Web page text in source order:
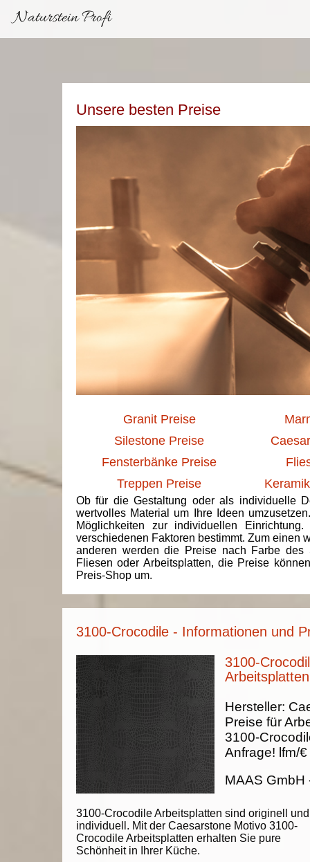
Naturstein Profi
Unsere besten Preise
Granit Preise
Silestone Preise
Fensterbänke Preise
Treppen Preise
Ob für die Gestaltung oder als individuelle
wertvolles Material um Ihre Ideen
Möglichkeiten zur individuellen
verschiedenen Faktoren bestimmt. Zum einen
anderen werden die Preise nach Farbe des
Fliesen oder Arbeitsplatten, die Preise
Preis-Shop um.
3100-Crocodile - Informationen und
3100-
Arbeitsplatten
3100-Crocodile Arbeitsplatten sind originell und
individuell. Mit der Caesarstone Motivo 3100-
Crocodile Arbeitsplatten erhalten Sie pure
Schönheit in Ihrer Küche.
Hersteller:
Preise für
3100-
Anfrage! lfm/€
MAAS GmbH